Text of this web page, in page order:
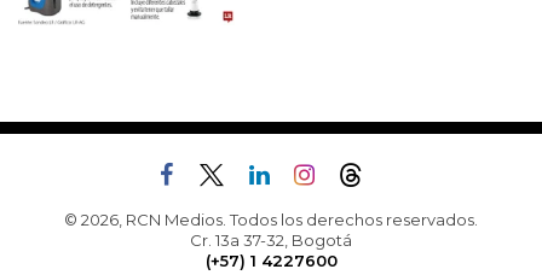
© 2026, RCN Medios. Todos los derechos reservados.
Cr. 13a 37-32, Bogotá
(+57) 1 4227600